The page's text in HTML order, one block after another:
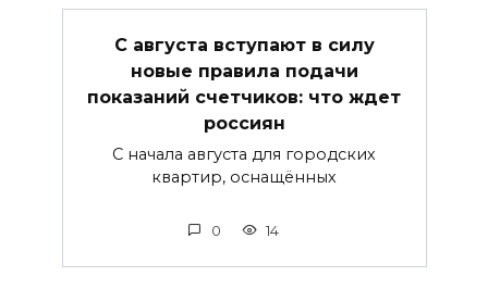
С августа вступают в силу
новые правила подачи
показаний счетчиков: что ждет
россиян
С начала августа для городских
квартир, оснащённых
0 14